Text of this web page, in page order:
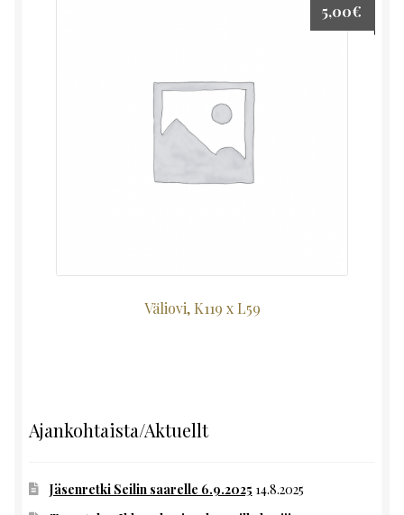
Väliovi, K119 x L59
5,00€
Ajankohtaista/Aktuellt
Jäsenretki Seilin saarelle 6.9.2025 14.8.2025